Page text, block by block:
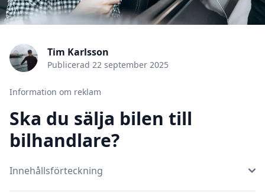
Tim Karlsson
Publicerad 22 september 2025
Information om reklam
Ska du sälja bilen till
bilhandlare?
Innehållsförteckning